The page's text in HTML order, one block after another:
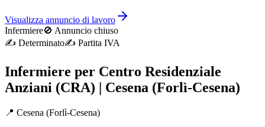
Visualizza annuncio di lavoro
Infermiere🚫 Annuncio chiuso
✍️ Determinato✍️ Partita IVA
Infermiere per Centro Residenziale
Anziani (CRA) | Cesena (Forlì-Cesena)
📍 Cesena (Forlì-Cesena)